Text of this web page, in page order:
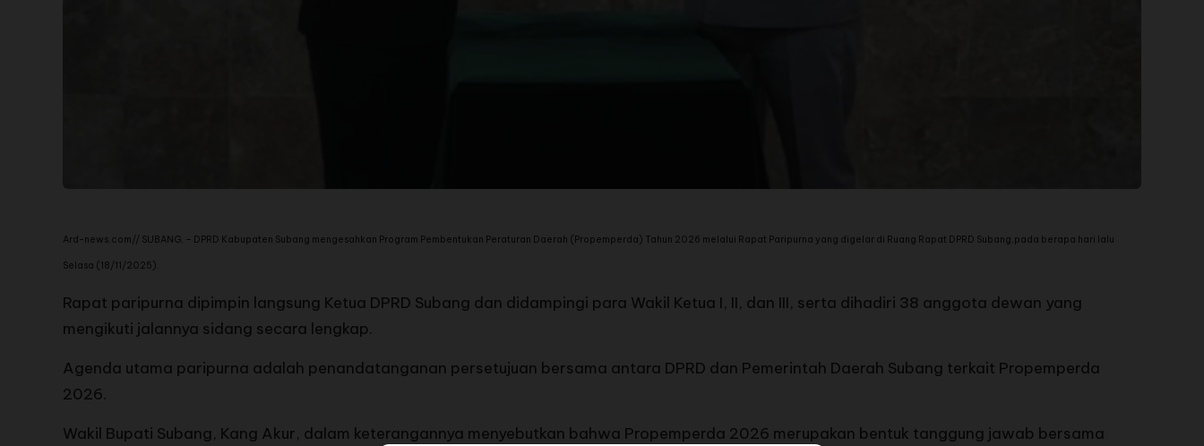
Ard-news.com// SUBANG, – DPRD Kabupaten Subang mengesahkan Program Pembentukan Peraturan Daerah (Propemperda) Tahun 2026 melalui Rapat Paripurna yang digelar di Ruang Rapat DPRD Subang,pada berapa hari lalu
Selasa (18/11/2025).
Rapat paripurna dipimpin langsung Ketua DPRD Subang dan didampingi para Wakil Ketua I, II, dan III, serta dihadiri 38 anggota dewan yang
mengikuti jalannya sidang secara lengkap.
Agenda utama paripurna adalah penandatanganan persetujuan bersama antara DPRD dan Pemerintah Daerah Subang terkait Propemperda
2026.
Wakil Bupati Subang, Kang Akur, dalam keterangannya menyebutkan bahwa Propemperda 2026 merupakan bentuk tanggung jawab bersama